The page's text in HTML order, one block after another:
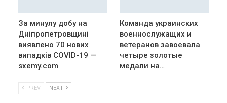
За минулу добу на
Дніпропетровщині
виявлено 70 нових
випадків COVID-19 —
sxemy.com
Команда украинских
военнослужащих и
ветеранов завоевала
четыре золотые
медали на…
PREV NEXT